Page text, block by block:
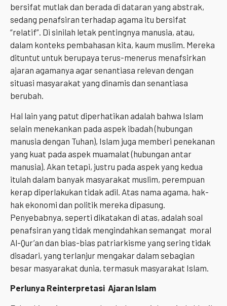
bersifat mutlak dan berada di dataran yang abstrak,
sedang penafsiran terhadap agama itu bersifat
“relatif”. Di sinilah letak pentingnya manusia, atau,
dalam konteks pembahasan kita, kaum muslim. Mereka
dituntut untuk berupaya terus-menerus menafsirkan
ajaran agamanya agar senantiasa relevan dengan
situasi masyarakat yang dinamis dan senantiasa
berubah.
Hal lain yang patut diperhatikan adalah bahwa Islam
selain menekankan pada aspek ibadah (hubungan
manusia dengan Tuhan), Islam juga memberi penekanan
yang kuat pada aspek muamalat (hubungan antar
manusia). Akan tetapi, justru pada aspek yang kedua
itulah dalam banyak masyarakat muslim, perempuan
kerap diperlakukan tidak adil. Atas nama agama, hak-
hak ekonomi dan politik mereka dipasung.
Penyebabnya, seperti dikatakan di atas, adalah soal
penafsiran yang tidak mengindahkan semangat moral
Al-Qur’an dan bias-bias patriarkisme yang sering tidak
disadari, yang terlanjur mengakar dalam sebagian
besar masyarakat dunia, termasuk masyarakat Islam.
Perlunya Reinterpretasi Ajaran Islam